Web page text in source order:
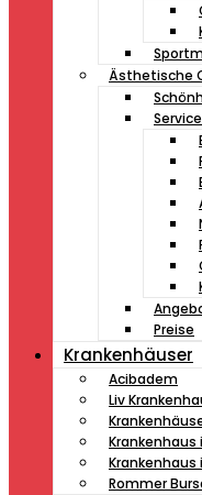
Ästhetische
Preise
Krankenhäuser
Acibadem
Liv
Krankenhaus
Krankenhaus
Rommer